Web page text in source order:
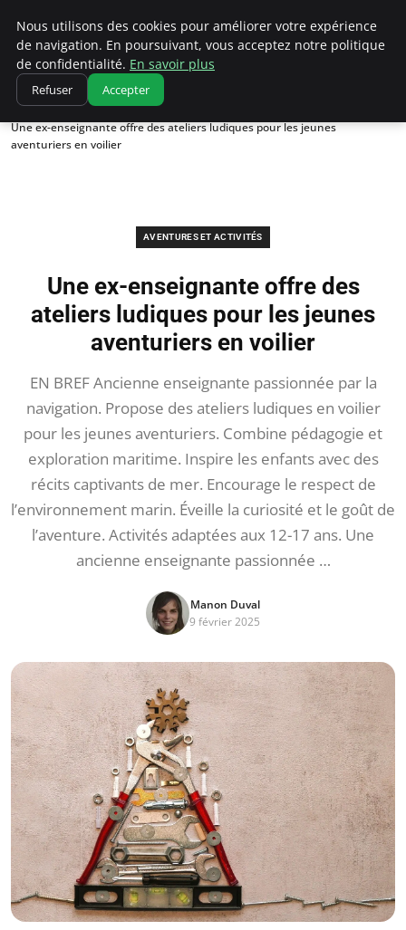
Correze Co
Accueil
Aventures et activités
Une ex-enseignante offre des ateliers ludiques pour les jeunes
aventuriers en voilier
AVENTURES ET ACTIVITÉS
Une ex-enseignante offre des
ateliers ludiques pour les jeunes
aventuriers en voilier
EN BREF Ancienne enseignante passionnée par la
navigation. Propose des ateliers ludiques en voilier
pour les jeunes aventuriers. Combine pédagogie et
exploration maritime. Inspire les enfants avec des
récits captivants de mer. Encourage le respect de
l’environnement marin. Éveille la curiosité et le goût de
l’aventure. Activités adaptées aux 12-17 ans. Une
ancienne enseignante passionnée …
Manon Duval
9 février 2025
Nous utilisons des cookies pour améliorer votre expérience
de navigation. En poursuivant, vous acceptez notre politique
de confidentialité. En savoir plus
Refuser Accepter